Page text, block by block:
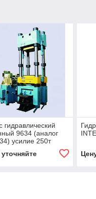
гидравлический
9634 (аналог
усилие 250т